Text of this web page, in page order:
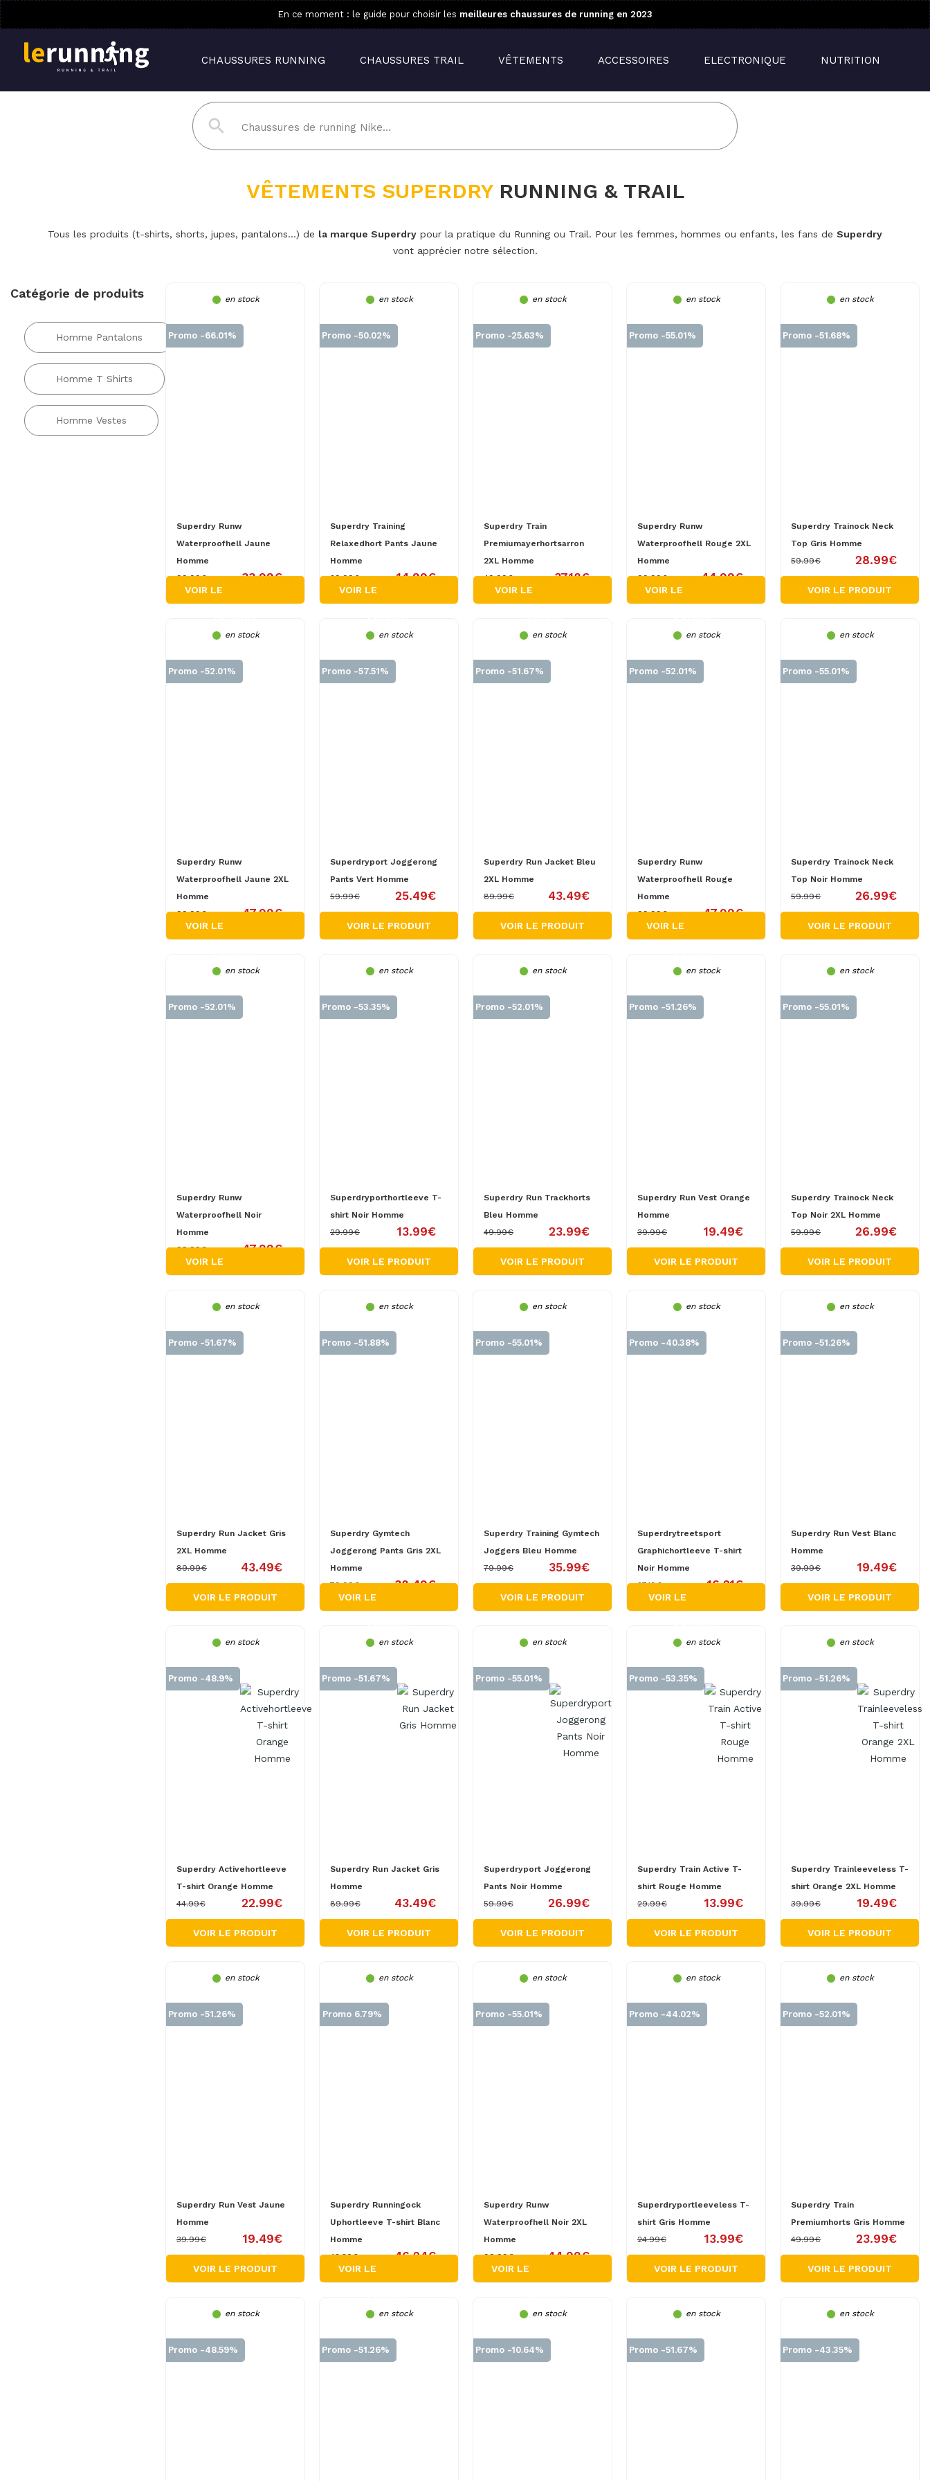
En ce moment : le guide pour choisir les meilleures chaussures de running en 2023
CHAUSSURES RUNNING CHAUSSURES TRAIL VÊTEMENTS ACCESSOIRES ELECTRONIQUE NUTRITION
VÊTEMENTS SUPERDRY RUNNING & TRAIL
Tous les produits (t-shirts, shorts, jupes, pantalons...) de la marque Superdry pour la pratique du Running ou Trail. Pour les femmes, hommes ou enfants, les fans de Superdry
vont apprécier notre sélection.
Catégorie de produits
Homme Pantalons
Homme T Shirts
Homme Vestes
en stock
Promo -66.01%
Superdry Runw
Waterproofhell Jaune
Homme
33.99€
99.99€
VOIR LE
en stock
Promo -50.02%
Superdry Training
Relaxedhort Pants Jaune
Homme
14.99€
29.99€
VOIR LE
en stock
Promo -25.63%
Superdry Train
Premiumayerhortsarron
2XL Homme
37.18€
49.99€
VOIR LE
en stock
Promo -55.01%
Superdry Runw
Waterproofhell Rouge 2XL
Homme
44.99€
99.99€
VOIR LE
en stock
Promo -51.68%
Superdry Trainock Neck
Top Gris Homme
28.99€
59.99€
VOIR LE PRODUIT
en stock
Promo -52.01%
Superdry Runw
Waterproofhell Jaune 2XL
Homme
47.99€
99.99€
VOIR LE
en stock
Promo -57.51%
Superdryport Joggerong
Pants Vert Homme
25.49€
59.99€
VOIR LE PRODUIT
en stock
Promo -51.67%
Superdry Run Jacket Bleu
2XL Homme
43.49€
89.99€
VOIR LE PRODUIT
en stock
Promo -52.01%
Superdry Runw
Waterproofhell Rouge
Homme
47.99€
99.99€
VOIR LE
en stock
Promo -55.01%
Superdry Trainock Neck
Top Noir Homme
26.99€
59.99€
VOIR LE PRODUIT
en stock
Promo -52.01%
Superdry Runw
Waterproofhell Noir
Homme
47.99€
99.99€
VOIR LE
en stock
Promo -53.35%
Superdryporthortleeve T-
shirt Noir Homme
13.99€
29.99€
VOIR LE PRODUIT
en stock
Promo -52.01%
Superdry Run Trackhorts
Bleu Homme
23.99€
49.99€
VOIR LE PRODUIT
en stock
Promo -51.26%
Superdry Run Vest Orange
Homme
19.49€
39.99€
VOIR LE PRODUIT
en stock
Promo -55.01%
Superdry Trainock Neck
Top Noir 2XL Homme
26.99€
59.99€
VOIR LE PRODUIT
en stock
Promo -51.67%
Superdry Run Jacket Gris
2XL Homme
43.49€
89.99€
VOIR LE PRODUIT
en stock
Promo -51.88%
Superdry Gymtech
Joggerong Pants Gris 2XL
Homme
38.49€
79.99€
VOIR LE
en stock
Promo -55.01%
Superdry Training Gymtech
Joggers Bleu Homme
35.99€
79.99€
VOIR LE PRODUIT
en stock
Promo -40.38%
Superdrytreetsport
Graphichortleeve T-shirt
Noir Homme
16.21€
27.19€
VOIR LE
en stock
Promo -51.26%
Superdry Run Vest Blanc
Homme
19.49€
39.99€
VOIR LE PRODUIT
en stock
Promo -48.9%
Superdry Activehortleeve
T-shirt Orange Homme
22.99€
44.99€
VOIR LE PRODUIT
en stock
Promo -51.67%
Superdry Run Jacket Gris
Homme
43.49€
89.99€
VOIR LE PRODUIT
en stock
Promo -55.01%
Superdryport Joggerong
Pants Noir Homme
26.99€
59.99€
VOIR LE PRODUIT
en stock
Promo -53.35%
Superdry Train Active T-
shirt Rouge Homme
13.99€
29.99€
VOIR LE PRODUIT
en stock
Promo -51.26%
Superdry Trainleeveless T-
shirt Orange 2XL Homme
19.49€
39.99€
VOIR LE PRODUIT
en stock
Promo -51.26%
Superdry Run Vest Jaune
Homme
19.49€
39.99€
VOIR LE PRODUIT
en stock
Promo 6.79%
Superdry Runningock
Uphortleeve T-shirt Blanc
Homme
46.24€
43.30€
VOIR LE
en stock
Promo -55.01%
Superdry Runw
Waterproofhell Noir 2XL
Homme
44.99€
99.99€
VOIR LE
en stock
Promo -44.02%
Superdryportleeveless T-
shirt Gris Homme
13.99€
24.99€
VOIR LE PRODUIT
en stock
Promo -52.01%
Superdry Train
Premiumhorts Gris Homme
23.99€
49.99€
VOIR LE PRODUIT
en stock
Promo -48.59%
en stock
Promo -51.26%
en stock
Promo -10.64%
en stock
Promo -51.67%
en stock
Promo -43.35%